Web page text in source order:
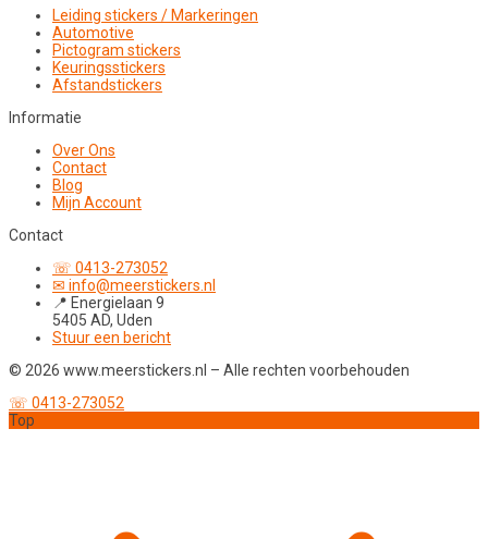
Leiding stickers / Markeringen
Automotive
Pictogram stickers
Keuringsstickers
Afstandstickers
Informatie
Over Ons
Contact
Blog
Mijn Account
Contact
☏ 0413-273052
✉ info@meerstickers.nl
📍 Energielaan 9
5405 AD, Uden
Stuur een bericht
© 2026 www.meerstickers.nl – Alle rechten voorbehouden
☏ 0413-273052
Top